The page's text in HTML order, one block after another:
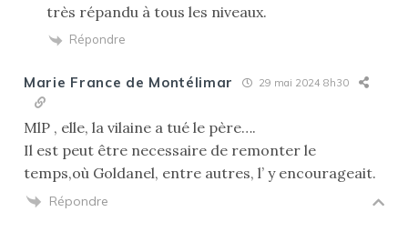
très répandu à tous les niveaux.
Répondre
Marie France de Montélimar 29 mai 2024 8h30
MlP , elle, la vilaine a tué le père….
Il est peut être necessaire de remonter le
temps,où Goldanel, entre autres, l’ y encourageait.
Répondre